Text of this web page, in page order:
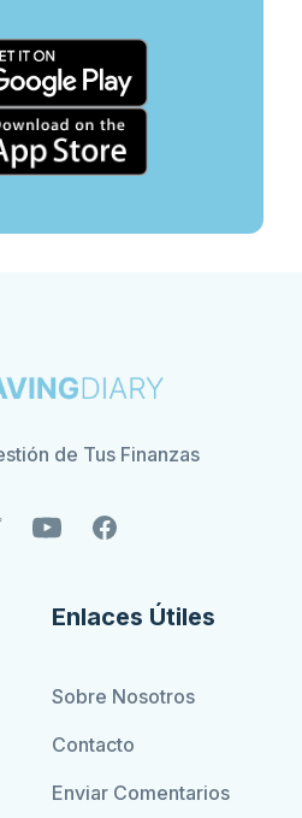
de Tus Finanzas
Enlaces Útiles
Sobre Nosotros
Contacto
Enviar Comentarios